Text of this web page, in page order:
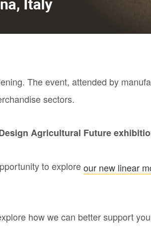
The event, attended by
sectors.
Agricultural Future
to exploreour new linear
how we can better support